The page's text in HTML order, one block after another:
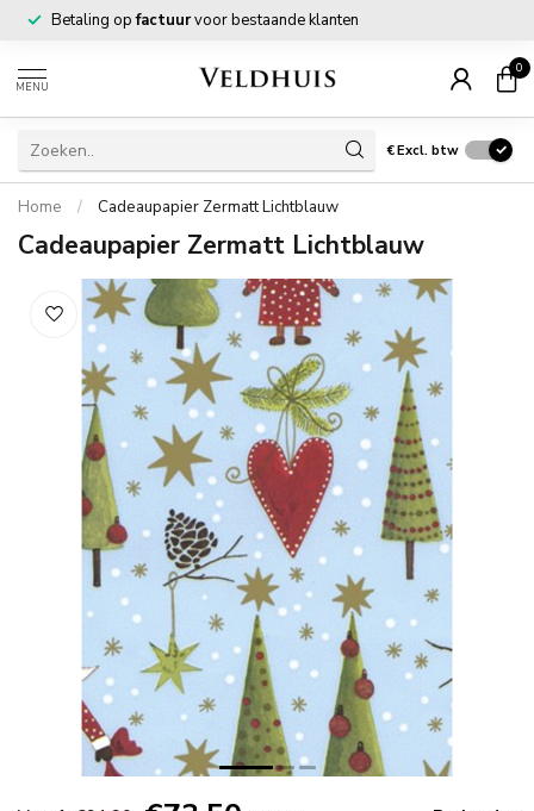
Betaling opfactuurvoor bestaande klanten
MENU
0
€Excl. btw
Home / Cadeaupapier Zermatt Lichtblauw
Cadeaupapier Zermatt Lichtblauw